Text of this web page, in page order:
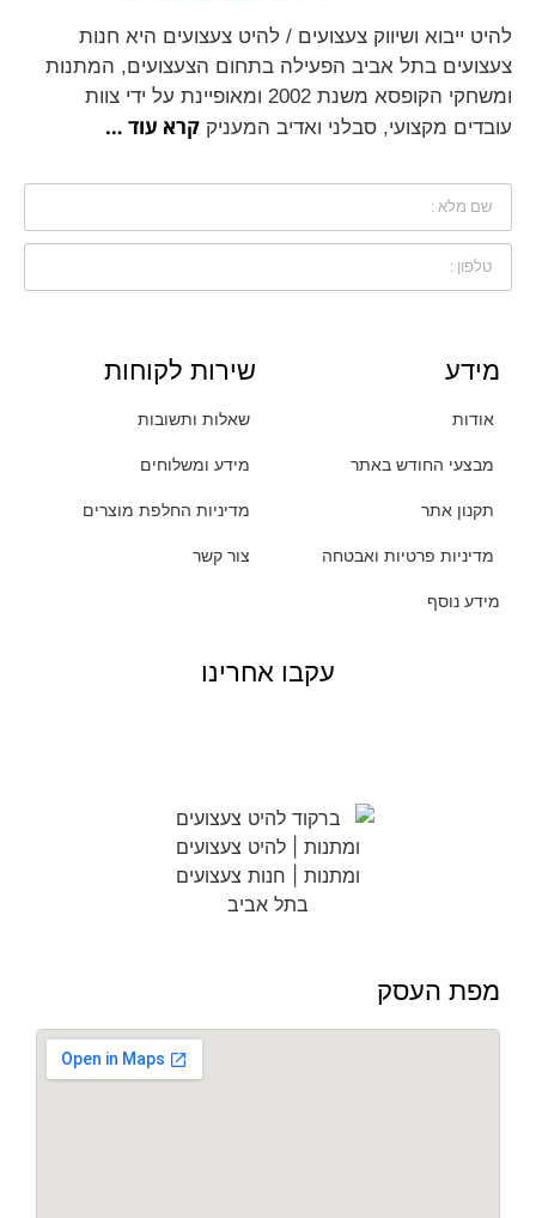
להיט ייבוא ושיווק צעצועים / להיט צעצועים היא חנות
צעצועים בתל אביב הפעילה בתחום הצעצועים, המתנות
ומשחקי הקופסא משנת 2002 ומאופיינת על ידי צוות
עובדים מקצועי, סבלני ואדיב המעניק קרא עוד …
מידע
אודות
מבצעי החודש באתר
תקנון אתר
מדיניות פרטיות ואבטחה
מידע נוסף
שירות לקוחות
שאלות ותשובות
מידע ומשלוחים
מדיניות החלפת מוצרים
צור קשר
עקבו אחרינו
מפת העסק